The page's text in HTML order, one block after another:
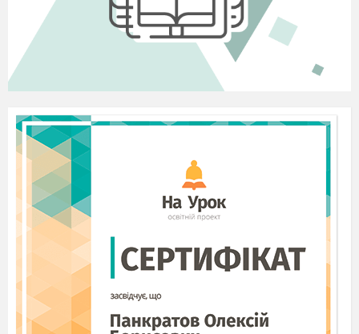
Діти стоять у півколі, одна дитина стоїть спиною до
інших. Названа дитина промовляє слова: - Відгадай,
відгадай,
Хто гукнув тебе впізнай.
Оленко, це я! Відгадай моє ім’я?
Чи сподобалась вам
чути коли вас називали по імені?
Як необхідно
необхідно промовляти з повагою).
Діти, запам’ятайте, кожна дитина має право на
ім’я а також бути громадянином якої – небудь
Як називається країна, в якій ми живемо? Хто ви
по національності?
Отже, ви і є громадянами України.
Ось ми і повернули квіточці
Запам’ятайте: кожна дитина має право на ім’я і
громадянство.